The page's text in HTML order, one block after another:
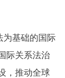
基础的国际
际关系法治
，推动全球